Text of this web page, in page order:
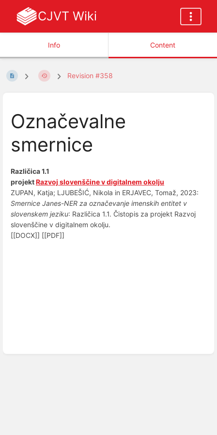
CJVT Wiki
Info Content
Revision #358
Označevalne
smernice
Različica 1.1
projektRazvoj slovenščine v digitalnem okolju
ZUPAN, Katja; LJUBEŠIĆ, Nikola in ERJAVEC, Tomaž, 2023:
Smernice Janes-NER za označevanje imenskih entitet v
slovenskem jeziku: Različica 1.1. Čistopis za projekt Razvoj
slovenščine v digitalnem okolju.
[[DOCX]] [[PDF]]